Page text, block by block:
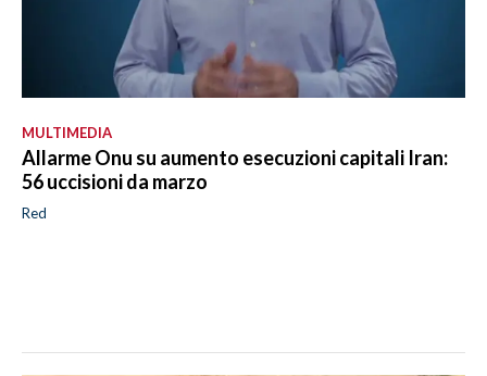
MULTIMEDIA
Allarme Onu su aumento esecuzioni capitali Iran:
56 uccisioni da marzo
Red